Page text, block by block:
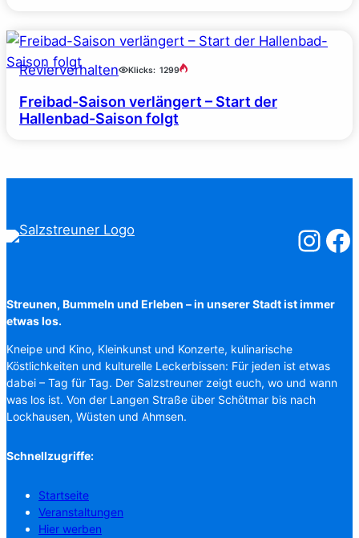
Revierverhalten Klicks: 1299
Freibad-Saison verlängert – Start der
Hallenbad-Saison folgt
Streunen, Bummeln und Erleben – in unserer Stadt ist immer
etwas los.
Kneipe und Kino, Kleinkunst und Konzerte, kulinarische
Köstlichkeiten und kulturelle Leckerbissen: Für jeden ist etwas
dabei – Tag für Tag. Der Salzstreuner zeigt euch, wo und wann
was los ist. Von der Langen Straße über Schötmar bis nach
Lockhausen, Wüsten und Ahmsen.
Schnellzugriffe:
Startseite
Veranstaltungen
Hier werben